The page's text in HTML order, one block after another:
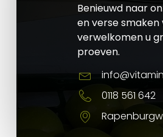
Benieuwd naar
en verse
verwelkomen u
proeven.
0118 561 642